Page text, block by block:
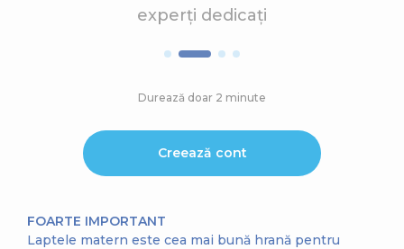
experți dedicați
Durează doar 2 minute
Creează cont
FOARTE IMPORTANT
Laptele matern este cea mai bună hrană pentru